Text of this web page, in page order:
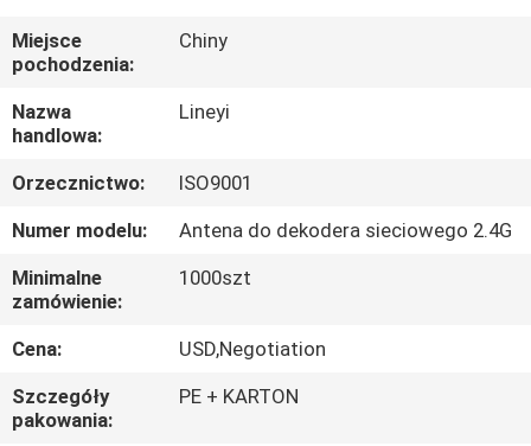
O
NAS
WYCIECZKA
PO
FABRYCE
KONTROLA
JAKOŚCI
ECER
Miejsce
pochodzenia:
Chiny
Nazwa
handlowa:
Lineyi
Orzecznictwo:
ISO9001
Numer modelu:
Antena do dekodera sieciowego 2.4G
Minimalne
zamówienie:
1000szt
Cena:
USD,Negotiation
Szczegóły
pakowania:
PE + KARTON